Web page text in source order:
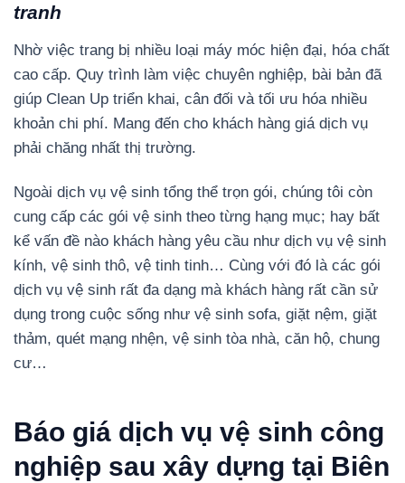
tranh
Nhờ việc trang bị nhiều loại máy móc hiện đại, hóa chất
cao cấp. Quy trình làm việc chuyên nghiệp, bài bản đã
giúp Clean Up triển khai, cân đối và tối ưu hóa nhiều
khoản chi phí. Mang đến cho khách hàng giá dịch vụ
phải chăng nhất thị trường.
Ngoài dịch vụ vệ sinh tổng thể trọn gói, chúng tôi còn
cung cấp các gói vệ sinh theo từng hạng mục; hay bất
kể vấn đề nào khách hàng yêu cầu như dịch vụ vệ sinh
kính, vệ sinh thô, vệ tinh tinh… Cùng với đó là các gói
dịch vụ vệ sinh rất đa dạng mà khách hàng rất cần sử
dụng trong cuộc sống như vệ sinh sofa, giặt nệm, giặt
thảm, quét mạng nhện, vệ sinh tòa nhà, căn hộ, chung
cư…
Báo giá dịch vụ vệ sinh công
nghiệp sau xây dựng tại Biên